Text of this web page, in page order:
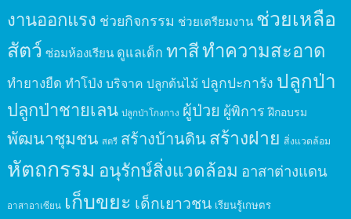
งานออกแรง ช่วยกิจกรรม ช่วยเตรียมงาน ช่วยเหลือ
สัตว์ ซ่อมห้องเรียน ดูแลเด็ก ทาสีทำความสะอาด
ทำยางยืด ทำโป่ง บริจาค ปลูกต้นไม้ ปลูกปะการัง ปลูกป่า
ปลูกป่าชายเลน ปลูกป่าโกงกาง ผู้ป่วย ผู้พิการ ฝึกอบรม
พัฒนาชุมชน สตรี สร้างบ้านดินสร้างฝาย สิ่งแวดล้อม
หัตถกรรม อนุรักษ์สิ่งแวดล้อม อาสาต่างแดน
อาสาอาเซียน เก็บขยะ เด็กเยาวชน เรียนรู้เกษตร